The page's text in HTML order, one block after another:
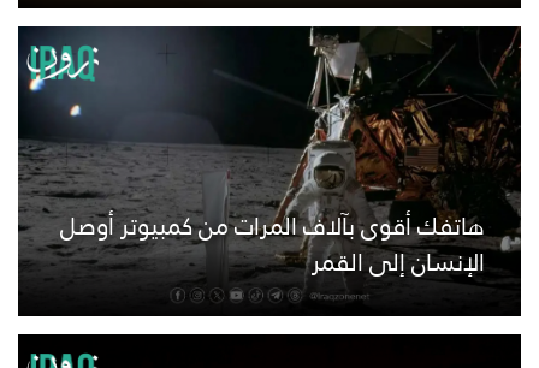
هاتفك أقوى بآلاف المرات من كمبيوتر أوصل
الإنسان إلى القمر